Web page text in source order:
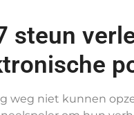
steun
weg niet kunnen